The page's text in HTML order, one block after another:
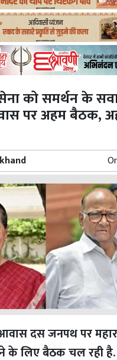
को समर्थन के
पर अहम बैठक,
दस जनपथ पर
के लिए बैठक चल रही